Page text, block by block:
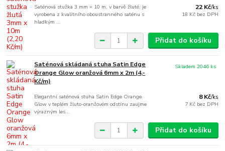
Saténová stužka 3 mm × 10 m, v barvě žluté, je
vyrobena z kvalitního oboustranného saténu s
hladkým ...
22 Kč/ks
18 Kč bez DPH
Přidat do košíku
Saténová skládaná stuha Satin Edge
Orange Glow oranžová 6mm x 2m (4,-
Kč/m)
Elegantní saténová stuha Satin Edge Orange
Glow v teplém žluto-oranžovém odstínu zaujme
výrazným les...
8 Kč/ks
7 Kč bez DPH
Skladem 2046 ks
Přidat do košíku